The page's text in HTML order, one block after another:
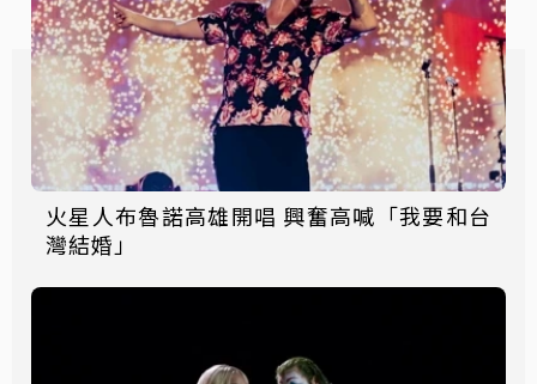
火星人布魯諾高雄開唱 興奮高喊「我要和台
灣結婚」